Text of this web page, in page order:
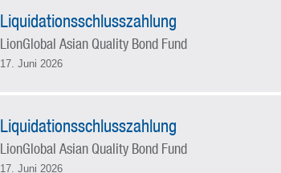
Liquidationsschlusszahlung
LionGlobal Asian Quality Bond Fund
17. Juni 2026
Liquidationsschlusszahlung
LionGlobal Asian Quality Bond Fund
17. Juni 2026